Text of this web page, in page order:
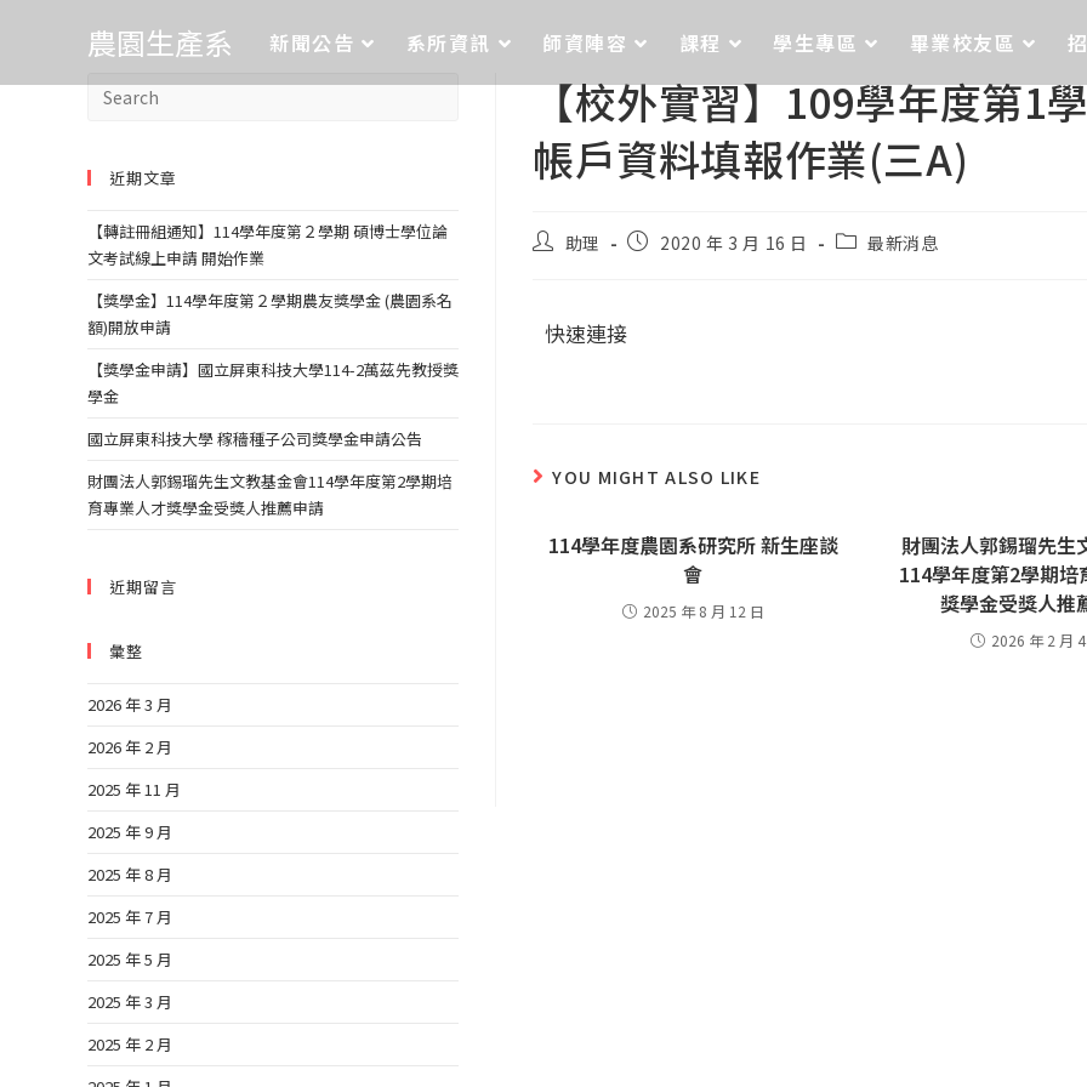
農園生產系 新聞公告 系所資訊 師資陣容 課程 學生專區 畢業校友區
【校外實習】109學年度第1
帳戶資料填報作業(三A)
助理 2020 年 3 月 16 日 最新消息
快速連接
YOU MIGHT ALSO LIKE
114學年度農園系研究所 新生座談
會
2025 年 8 月 12 日
財團法人郭錫瑠先生
114學年度第2學期培
獎學金受獎人推
2026 年 2 月
近期文章
【轉註冊組通知】114學年度第２學期 碩博士學位論
文考試線上申請 開始作業
【獎學金】114學年度第２學期農友獎學金 (農園系名
額)開放申請
【獎學金申請】國立屏東科技大學114-2萬茲先教授獎
學金
國立屏東科技大學 稼穡種子公司獎學金申請公告
財團法人郭錫瑠先生文教基金會114學年度第2學期培
育專業人才獎學金受獎人推薦申請
近期留言
彙整
2026 年 3 月
2026 年 2 月
2025 年 11 月
2025 年 9 月
2025 年 8 月
2025 年 7 月
2025 年 5 月
2025 年 3 月
2025 年 2 月